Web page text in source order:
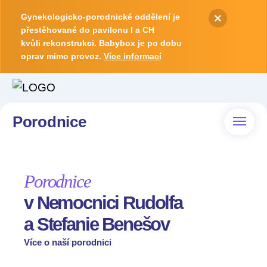
Gynekologicko-porodnické oddělení je
přestěhované do pavilonu I a CH
kvůli rekonstrukci. Babybox je po dobu
oprav mimo provoz. Více informací
Porodnice
Porodnice
v Nemocnici Rudolfa
a Stefanie Benešov
Více o naší porodnici